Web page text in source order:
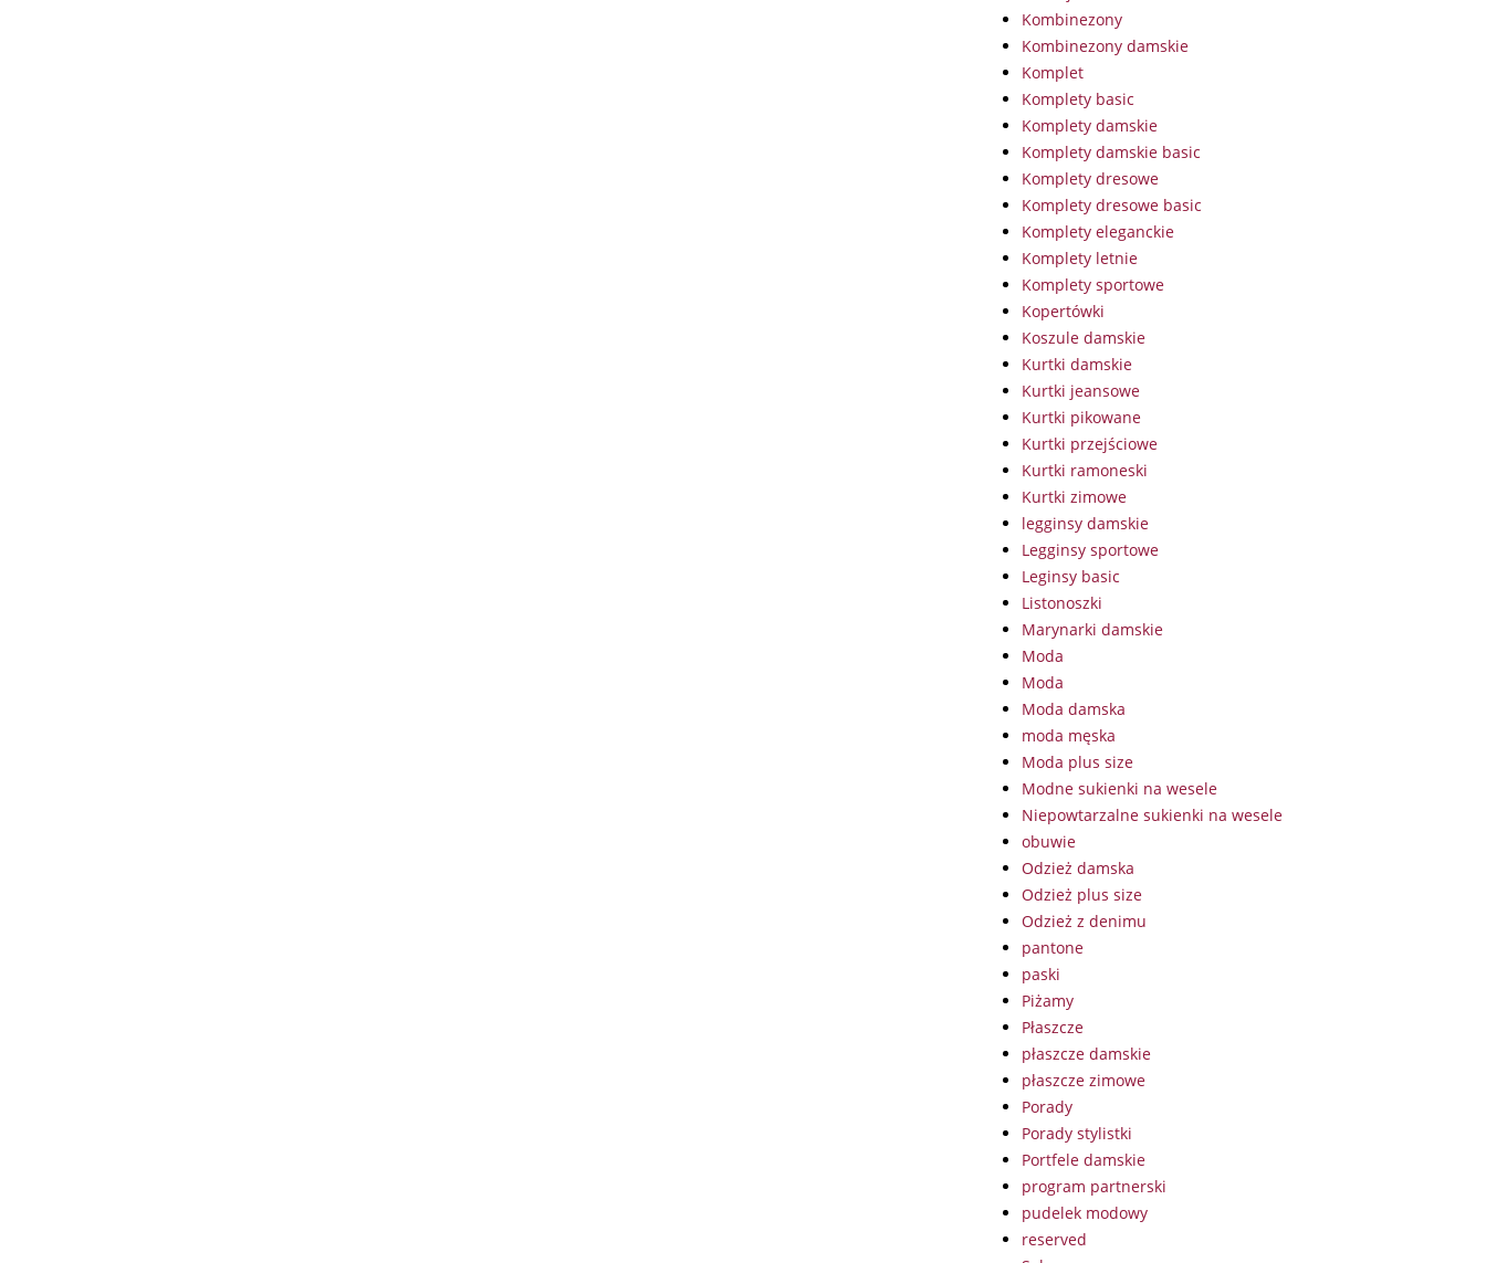
Kombinezony
Kombinezony damskie
Komplet
Komplety basic
Komplety damskie
Komplety damskie basic
Komplety dresowe
Komplety dresowe basic
Komplety eleganckie
Komplety letnie
Komplety sportowe
Kopertówki
Koszule damskie
Kurtki damskie
Kurtki jeansowe
Kurtki pikowane
Kurtki przejściowe
Kurtki ramoneski
Kurtki zimowe
legginsy damskie
Legginsy sportowe
Leginsy basic
Listonoszki
Marynarki damskie
Moda
Moda
Moda damska
moda męska
Moda plus size
Modne sukienki na wesele
Niepowtarzalne sukienki na wesele
obuwie
Odzież damska
Odzież plus size
Odzież z denimu
pantone
paski
Piżamy
Płaszcze
płaszcze damskie
płaszcze zimowe
Porady
Porady stylistki
Portfele damskie
program partnerski
pudelek modowy
reserved